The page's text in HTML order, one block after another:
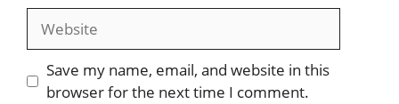
Website
Save my name, email, and website in this
browser for the next time I comment.